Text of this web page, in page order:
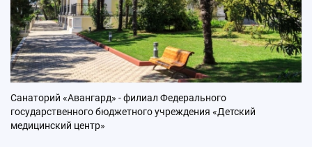
Санаторий «Авангард» - филиал Федерального
государственного бюджетного учреждения «Детский
медицинский центр»